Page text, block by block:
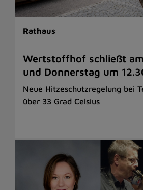
Rathaus
Wertstoffhof schließt
und Donnerstag um
Neue Hitzeschutzregelung bei
über 33 Grad Celsius